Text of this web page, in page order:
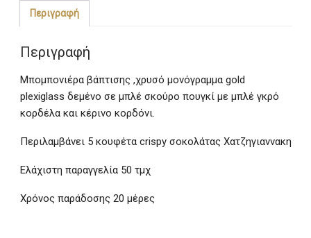
ποσότητα
Περιγραφή
Περιγραφή
Μπομπονιέρα βάπτισης ,χρυσό μονόγραμμα gold
plexiglass δεμένο σε μπλέ σκούρο πουγκί με μπλέ γκρό
κορδέλα και κέρινο κορδόνι.
Περιλαμβάνει 5 κουφέτα crispy σοκολάτας Χατζηγιαννακη
Ελάχιστη παραγγελία 50 τμχ
Χρόνος παράδοσης 20 μέρες